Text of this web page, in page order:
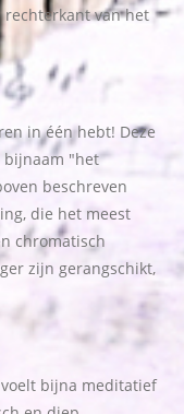
van het
in één hebt! Deze
bijnaam "het
beschreven
die het meest
chromatisch
zijn gerangschikt,
bijna meditatief